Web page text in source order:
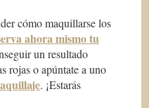
cómo maquillarse los
ahora mismo tu
un resultado
rojas o apúntate a uno
. ¡Estarás